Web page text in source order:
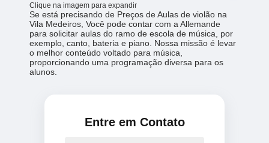
Clique na imagem para expandir
Se está precisando de Preços de Aulas de violão na
Vila Medeiros, Você pode contar com a Allemande
para solicitar aulas do ramo de escola de música, por
exemplo, canto, bateria e piano. Nossa missão é levar
o melhor conteúdo voltado para música,
proporcionando uma programação diversa para os
alunos.
Entre em Contato